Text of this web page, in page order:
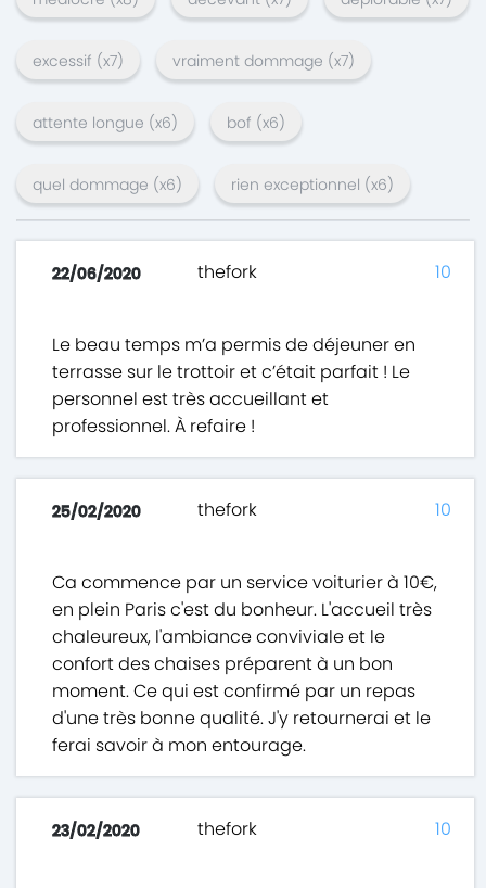
excessif (x7) vraiment dommage (x7)
attente longue (x6) bof (x6)
quel dommage (x6) rien exceptionnel (x6)
22/06/2020 thefork
Le beau temps m’a permis de déjeuner en
terrasse sur le trottoir et c’était parfait ! Le
personnel est très accueillant et
professionnel. À refaire !
10
25/02/2020 thefork
Ca commence par un service voiturier à 10€,
en plein Paris c'est du bonheur. L'accueil très
chaleureux, l'ambiance conviviale et le
confort des chaises préparent à un bon
moment. Ce qui est confirmé par un repas
d'une très bonne qualité. J'y retournerai et le
ferai savoir à mon entourage.
10
23/02/2020 thefork 10